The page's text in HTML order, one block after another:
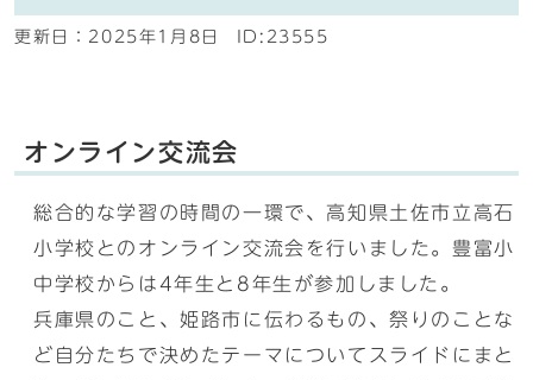
更新日： 2025年1月8日 ID:23555
オンライン交流会
総合的な学習の時間の一環で、高知県土佐市立高石
小学校とのオンライン交流会を行いました。豊富小
中学校からは4年生と8年生が参加しました。
兵庫県のこと、姫路市に伝わるもの、祭りのことな
ど自分たちで決めたテーマについてスライドにまと